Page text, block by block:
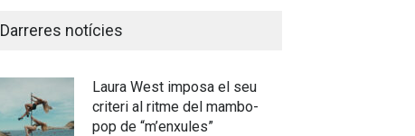
Darreres notícies
Laura West imposa el seu
criteri al ritme del mambo-
pop de “m’enxules”